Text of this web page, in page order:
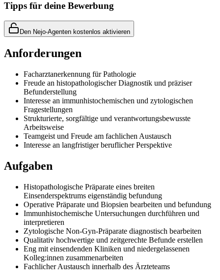
Tipps für deine Bewerbung
Den Nejo-Agenten kostenlos aktivieren
Anforderungen
Facharztanerkennung für Pathologie
Freude an histopathologischer Diagnostik und präziser
Befunderstellung
Interesse an immunhistochemischen und zytologischen
Fragestellungen
Strukturierte, sorgfältige und verantwortungsbewusste
Arbeitsweise
Teamgeist und Freude am fachlichen Austausch
Interesse an langfristiger beruflicher Perspektive
Aufgaben
Histopathologische Präparate eines breiten
Einsenderspektrums eigenständig befundung
Operative Präparate und Biopsien bearbeiten und befundung
Immunhistochemische Untersuchungen durchführen und
interpretieren
Zytologische Non-Gyn-Präparate diagnostisch bearbeiten
Qualitativ hochwertige und zeitgerechte Befunde erstellen
Eng mit einsendenden Kliniken und niedergelassenen
Kolleg:innen zusammenarbeiten
Fachlicher Austausch innerhalb des Ärzteteams